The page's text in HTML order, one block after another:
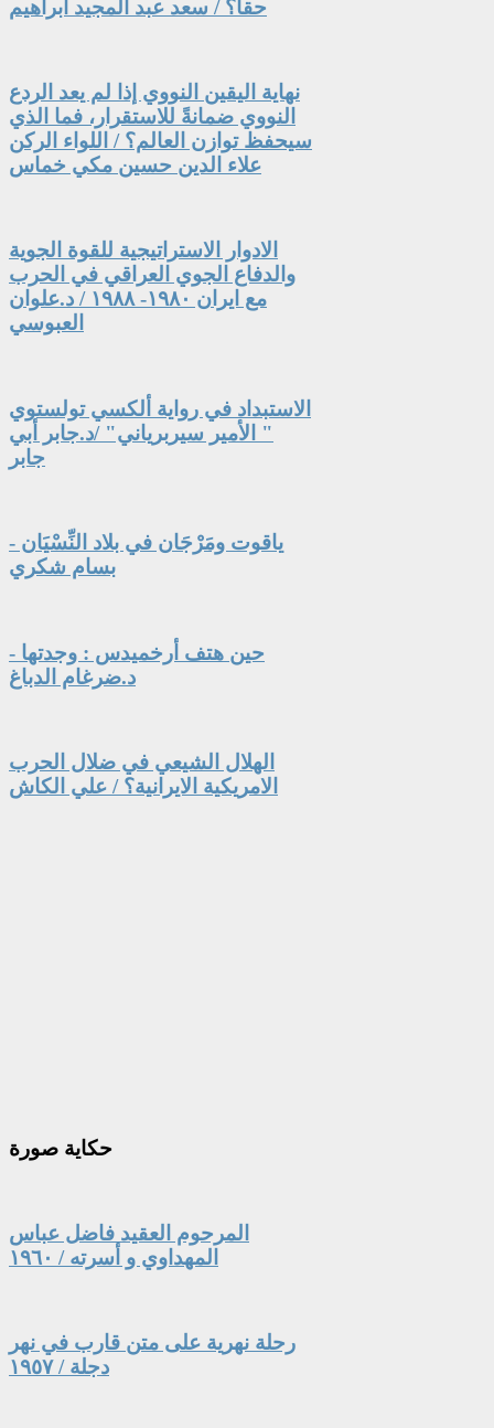
حقاً؟ / سعد عبد المجيد ابراهيم
نهاية اليقين النووي إذا لم يعد الردع
النووي ضمانةً للاستقرار، فما الذي
سيحفظ توازن العالم؟ / اللواء الركن
علاء الدين حسين مكي خماس
الادوار الاستراتيجية للقوة الجوية
والدفاع الجوي العراقي في الحرب
مع ايران ١٩٨٠- ١٩٨٨ / د.علوان
العبوسي
الاستبداد في رواية ألكسي تولستوي
" الأمير سيربرياني" /د.جابر أبي
جابر
ياقوت ومَرْجَان في بلاد النِّسْيَان -
بسام شكري
حين هتف أرخميدس : وجدتها -
د.ضرغام الدباغ
الهلال الشيعي في ضلال الحرب
الامريكية الايرانية؟ / علي الكاش
حكاية صورة
المرحوم العقيد فاضل عباس
المهداوي و أسرته / ١٩٦٠
رحلة نهرية على متن قارب في نهر
دجلة / ١٩٥٧